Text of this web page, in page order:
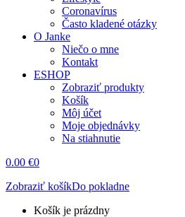
Coronavírus
Často kladené otázky
O Janke
Niečo o mne
Kontakt
ESHOP
Zobraziť produkty
Košík
Môj účet
Moje objednávky
Na stiahnutie
0.00 €0
Zobraziť košíkDo pokladne
Košík je prázdny